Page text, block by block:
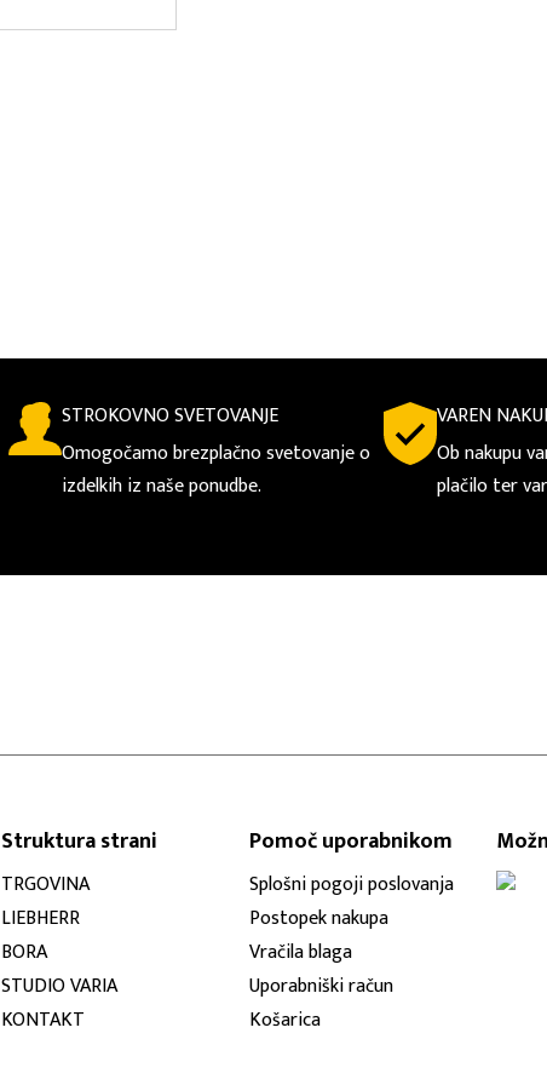
STROKOVNO SVETOVANJE
Omogočamo brezplačno svetovanje o
izdelkih iz naše ponudbe.
VAREN
Ob nakupu
plačilo ter
Struktura strani
TRGOVINA
LIEBHERR
BORA
STUDIO VARIA
KONTAKT
Pomoč uporabnikom
Splošni pogoji poslovanja
Postopek nakupa
Vračila blaga
Uporabniški račun
Košarica